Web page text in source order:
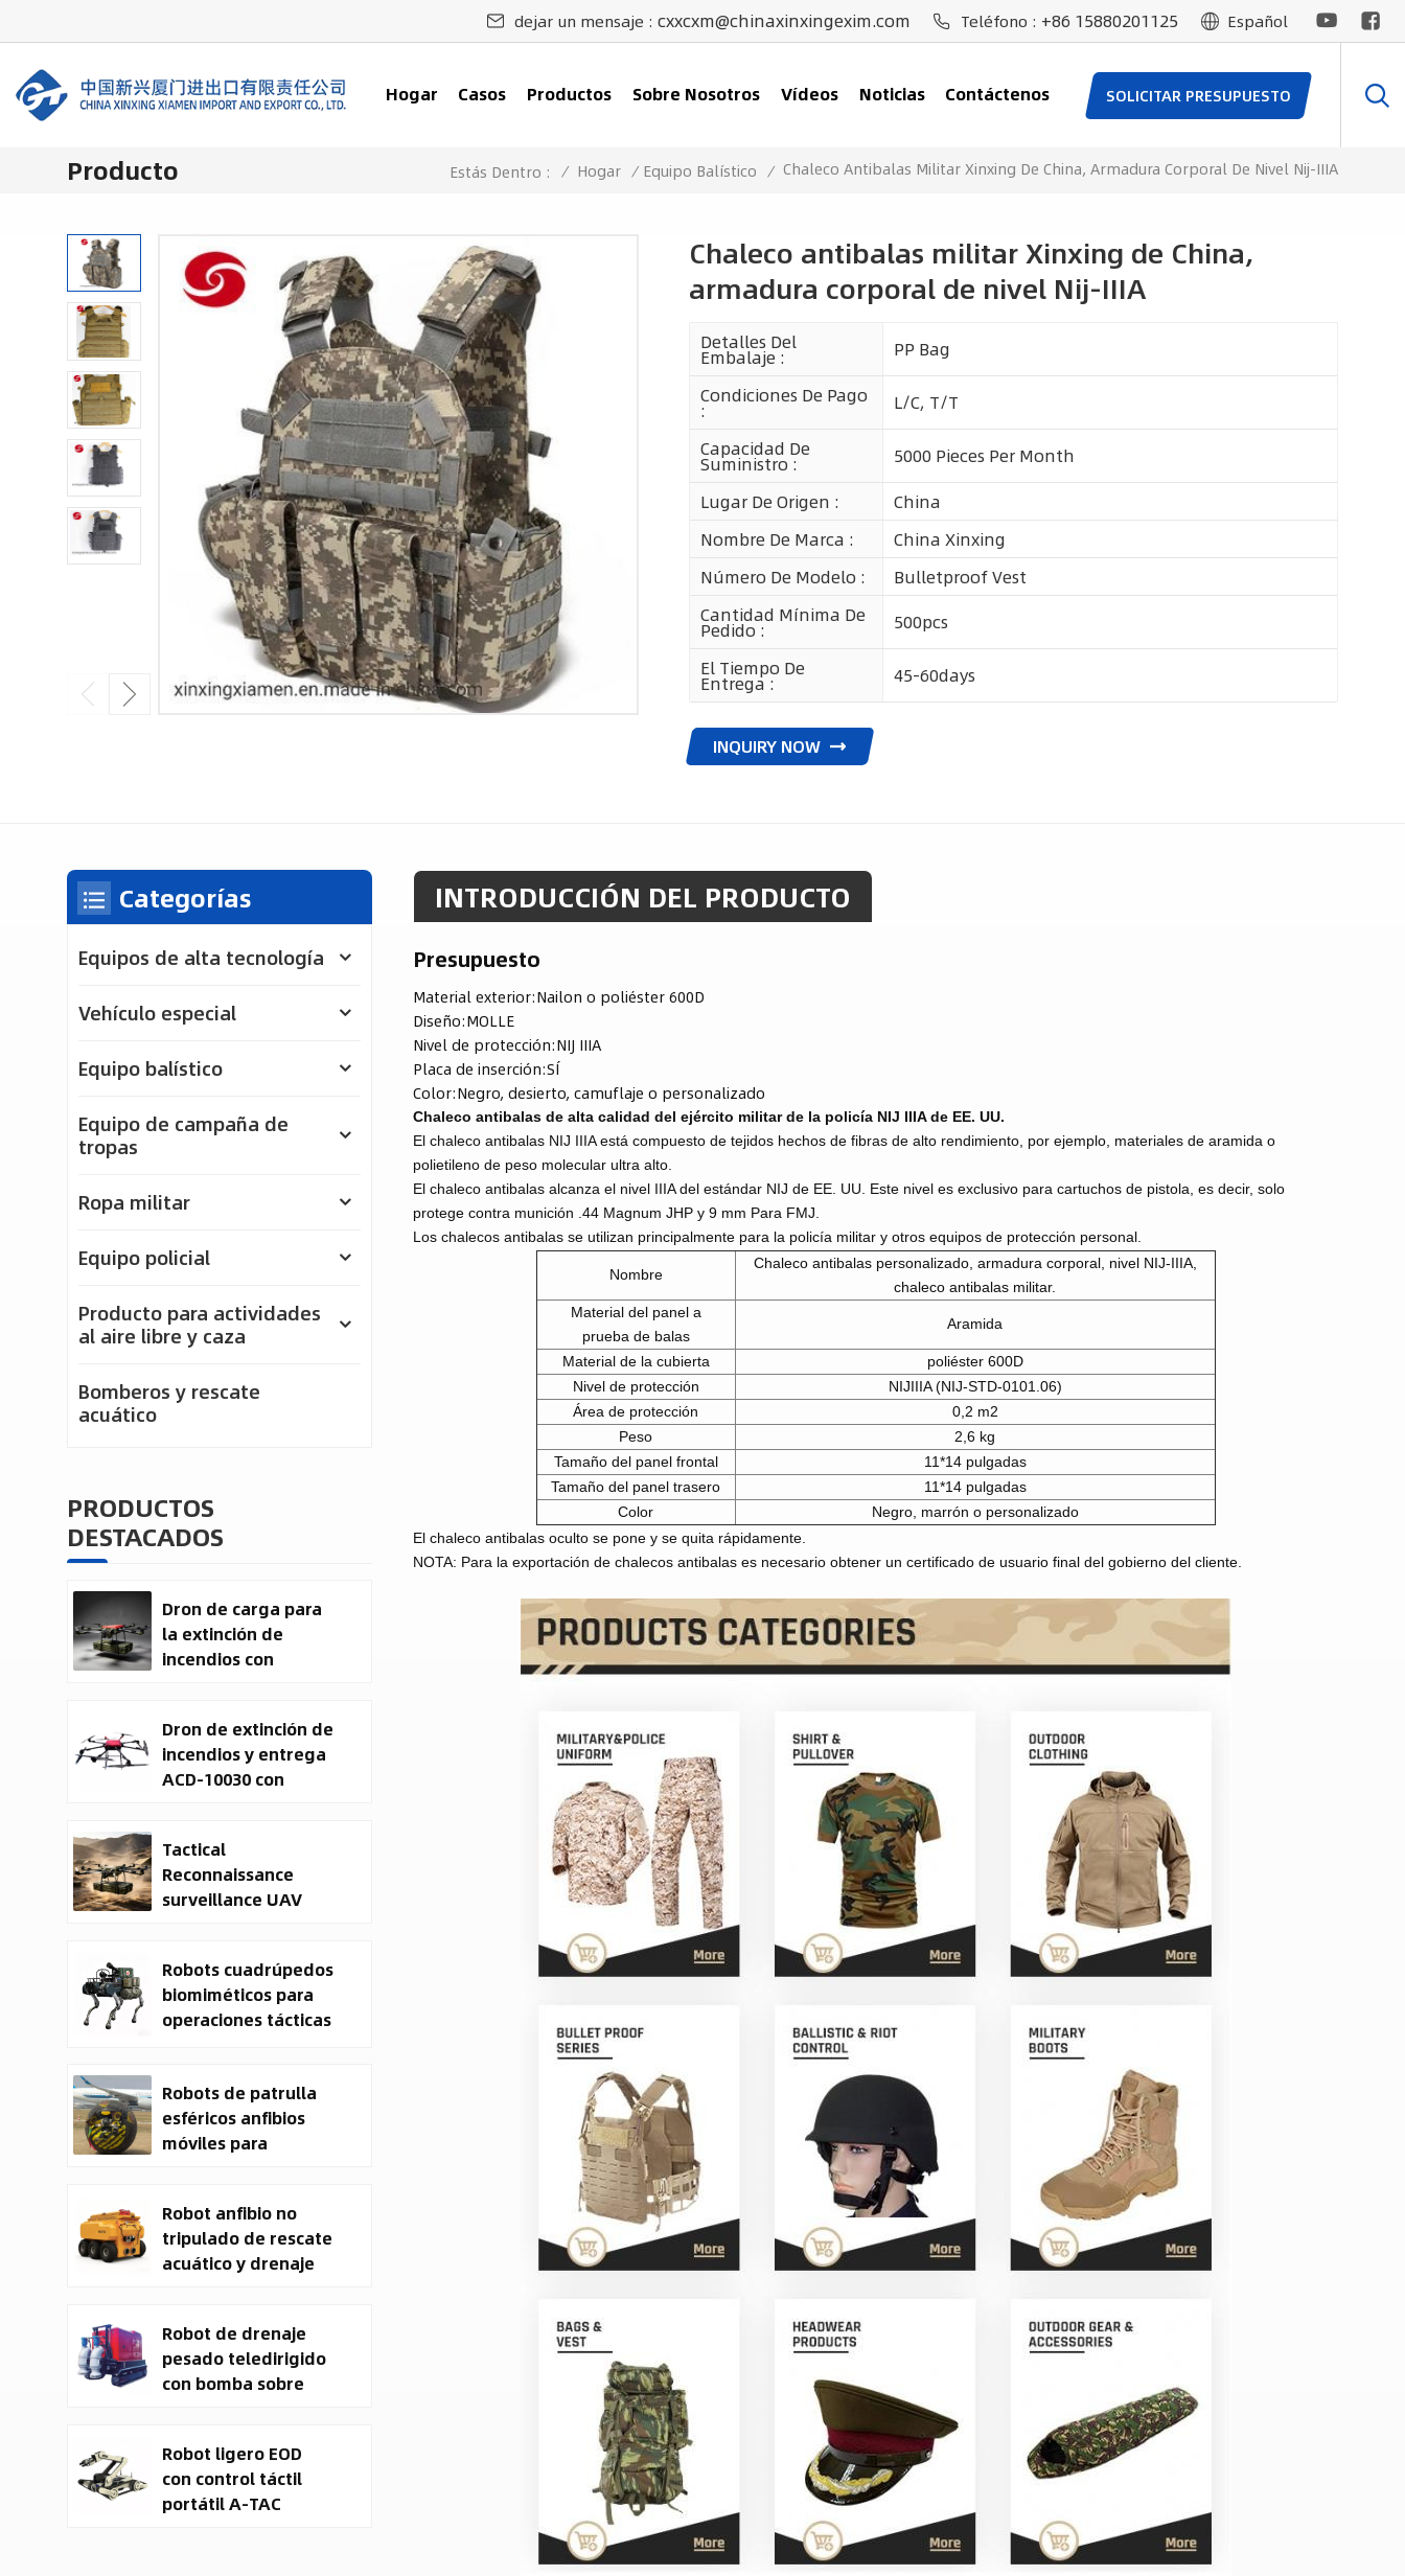
dejar un mensaje : cxxcxm@chinaxinxingexim.com Teléfono : +86 15880201125 Español
Hogar Casos Productos Sobre Nosotros Vídeos Noticias Contáctenos SOLICITAR PRESUPUESTO
Producto Estás Dentro : / Hogar / Equipo Balístico / Chaleco Antibalas Militar Xinxing De China, Armadura Corporal De Nivel Nij-IIIA
Chaleco antibalas militar Xinxing de China,
armadura corporal de nivel Nij-IIIA
Detalles Del
Embalaje :
PP Bag
Condiciones De Pago
:
L/C, T/T
Capacidad De
Suministro :
5000 Pieces Per Month
Lugar De Origen :
China
Nombre De Marca :
China Xinxing
Número De Modelo :
Bulletproof Vest
Cantidad Mínima De
Pedido :
500pcs
El Tiempo De
Entrega : 45-60days
INQUIRY NOW
INTRODUCCIÓN DEL PRODUCTO
Presupuesto
Material exterior:Nailon o poliéster 600D
Diseño:MOLLE
Nivel de protección:NIJ IIIA
Placa de inserción:SÍ
Color:Negro, desierto, camuflaje o personalizado
Chaleco antibalas de alta calidad del ejército militar de la policía NIJ IIIA de EE. UU.
El chaleco antibalas NIJ IIIA está compuesto de tejidos hechos de fibras de alto rendimiento, por ejemplo, materiales de aramida o
polietileno de peso molecular ultra alto.
El chaleco antibalas alcanza el nivel IIIA del estándar NIJ de EE. UU. Este nivel es exclusivo para cartuchos de pistola, es decir, solo
protege contra munición .44 Magnum JHP y 9 mm Para FMJ.
Los chalecos antibalas se utilizan principalmente para la policía militar y otros equipos de protección personal.
Nombre
Chaleco antibalas personalizado, armadura corporal, nivel NIJ-IIIA,
chaleco antibalas militar.
Material del panel a
prueba de balas
Aramida
Material de la cubierta
poliéster 600D
Nivel de protección
NIJIIIA (NIJ-STD-0101.06)
Área de protección
0,2 m2
Peso
2,6 kg
Tamaño del panel frontal
11*14 pulgadas
Tamaño del panel trasero
11*14 pulgadas
Color
Negro, marrón o personalizado
El chaleco antibalas oculto se pone y se quita rápidamente.
NOTA: Para la exportación de chalecos antibalas es necesario obtener un certificado de usuario final del gobierno del cliente.
Categorías
Equipos de alta tecnología
Vehículo especial
Equipo balístico
Equipo de campaña de
tropas
Ropa militar
Equipo policial
Producto para actividades
al aire libre y caza
Bomberos y rescate
acuático
PRODUCTOS
DESTACADOS
Dron de carga para
la extinción de
incendios con
Dron de extinción de
incendios y entrega
ACD-10030 con
Tactical
Reconnaissance
surveillance UAV
Drone Manufacturer
Robots cuadrúpedos
biomiméticos para
operaciones tácticas
Robots de patrulla
esféricos anfibios
móviles para
Robot anfibio no
tripulado de rescate
acuático y drenaje
Robot de drenaje
pesado teledirigido
con bomba sobre
tripulado (UGV).
Robot ligero EOD
con control táctil
portátil A-TAC